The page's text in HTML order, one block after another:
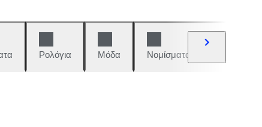
Ρολόγια Μόδα Νομίσματα και